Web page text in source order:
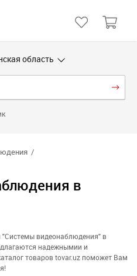
область
в
"Системы видеонаблюдения" в
надежнымии и
товаров tovar.uz поможет Вам